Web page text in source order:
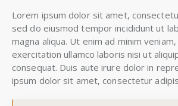
Lorem ipsum dolor sit amet,
sed do eiusmod tempor incididunt ut
magna aliqua. Ut enim ad minim
exercitation ullamco laboris nisi ut
consequat. Duis aute irure dolor in
ipsum dolor sit amet, consectetur